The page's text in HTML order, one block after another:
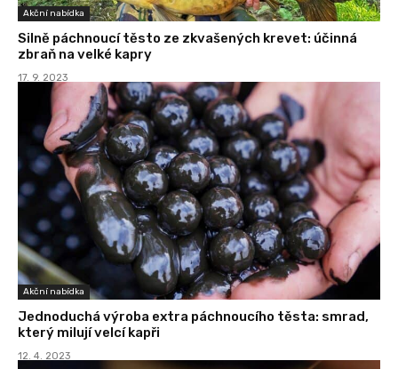
Akční nabídka
Silně páchnoucí těsto ze zkvašených krevet: účinná
zbraň na velké kapry
17. 9. 2023
Akční nabídka
Jednoduchá výroba extra páchnoucího těsta: smrad,
který milují velcí kapři
12. 4. 2023